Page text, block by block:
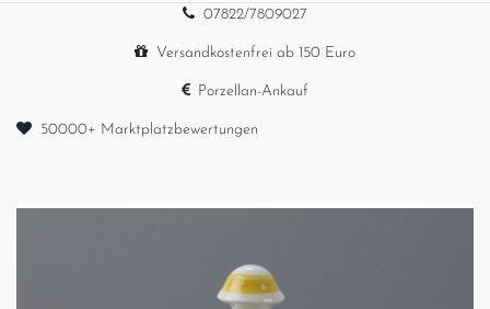
07822/7809027
Versandkostenfrei ab 150 Euro
Porzellan-Ankauf
50000+ Marktplatzbewertungen